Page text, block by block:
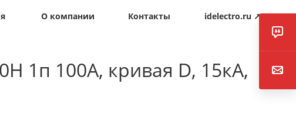
О компании Контакты idelectro.ru ↗
1п 100А, кривая D, 15кА,